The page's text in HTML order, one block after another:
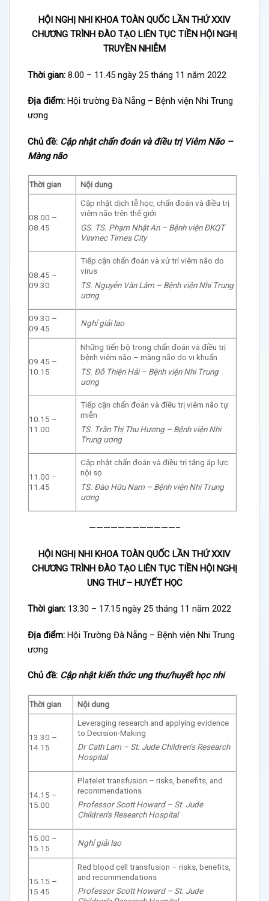
HỘI NGHỊ NHI KHOA TOÀN QUỐC LẦN THỨ XXIV
CHƯƠNG TRÌNH ĐÀO TẠO LIÊN TỤC TIỀN HỘI NGHỊ
TRUYỀN NHIỄM
Thời gian: 8.00 – 11.45 ngày 25 tháng 11 năm 2022
Địa điểm: Hội trường Đà Nẵng – Bệnh viện Nhi Trung
ương
Chủ đề: Cập nhật chẩn đoán và điều trị Viêm Não –
Màng não
Thời gian Nội dung
08.00 –
08.45
Cập nhật dịch tễ học, chẩn đoán và điều trị
viêm não trên thế giới
GS. TS. Phạm Nhật An – Bệnh viện ĐKQT
Vinmec Times City
08.45 –
09.30
Tiếp cận chẩn đoán và xử trí viêm não do
virus
TS. Nguyễn Văn Lâm – Bệnh viện Nhi Trung
ương
09.30 –
09.45
Nghỉ giải lao
09.45 –
10.15
Những tiến bộ trong chẩn đoán và điều trị
bệnh viêm não – màng não do vi khuẩn
TS. Đỗ Thiện Hải – Bệnh viện Nhi Trung
ương
10.15 –
11.00
Tiếp cận chẩn đoán và điều trị viêm não tự
miễn
TS. Trần Thị Thu Hương – Bệnh viện Nhi
Trung ương
11.00 –
11.45
Cập nhật chẩn đoán và điều trị tăng áp lực
nội sọ
TS. Đào Hữu Nam – Bệnh viện Nhi Trung
ương
————————————–
HỘI NGHỊ NHI KHOA TOÀN QUỐC LẦN THỨ XXIV
CHƯƠNG TRÌNH ĐÀO TẠO LIÊN TỤC TIỀN HỘI NGHỊ
UNG THƯ – HUYẾT HỌC
Thời gian: 13.30 – 17.15 ngày 25 tháng 11 năm 2022
Địa điểm: Hội Trường Đà Nẵng – Bệnh viện Nhi Trung
ương
Chủ đề: Cập nhật kiến thức ung thư/huyết học nhi
Thời gian Nội dung
13.30 –
14.15
Leveraging research and applying evidence
to Decision-Making
Dr Cath Lam – St. Jude Children’s Research
Hospital
14.15 –
15.00
Platelet transfusion – risks, benefits, and
recommendations
Professor Scott Howard – St. Jude
Children’s Research Hospital
15.00 –
15.15
Nghỉ giải lao
15.15 –
15.45
Red blood cell transfusion – risks, benefits,
and recommendations
Professor Scott Howard – St. Jude